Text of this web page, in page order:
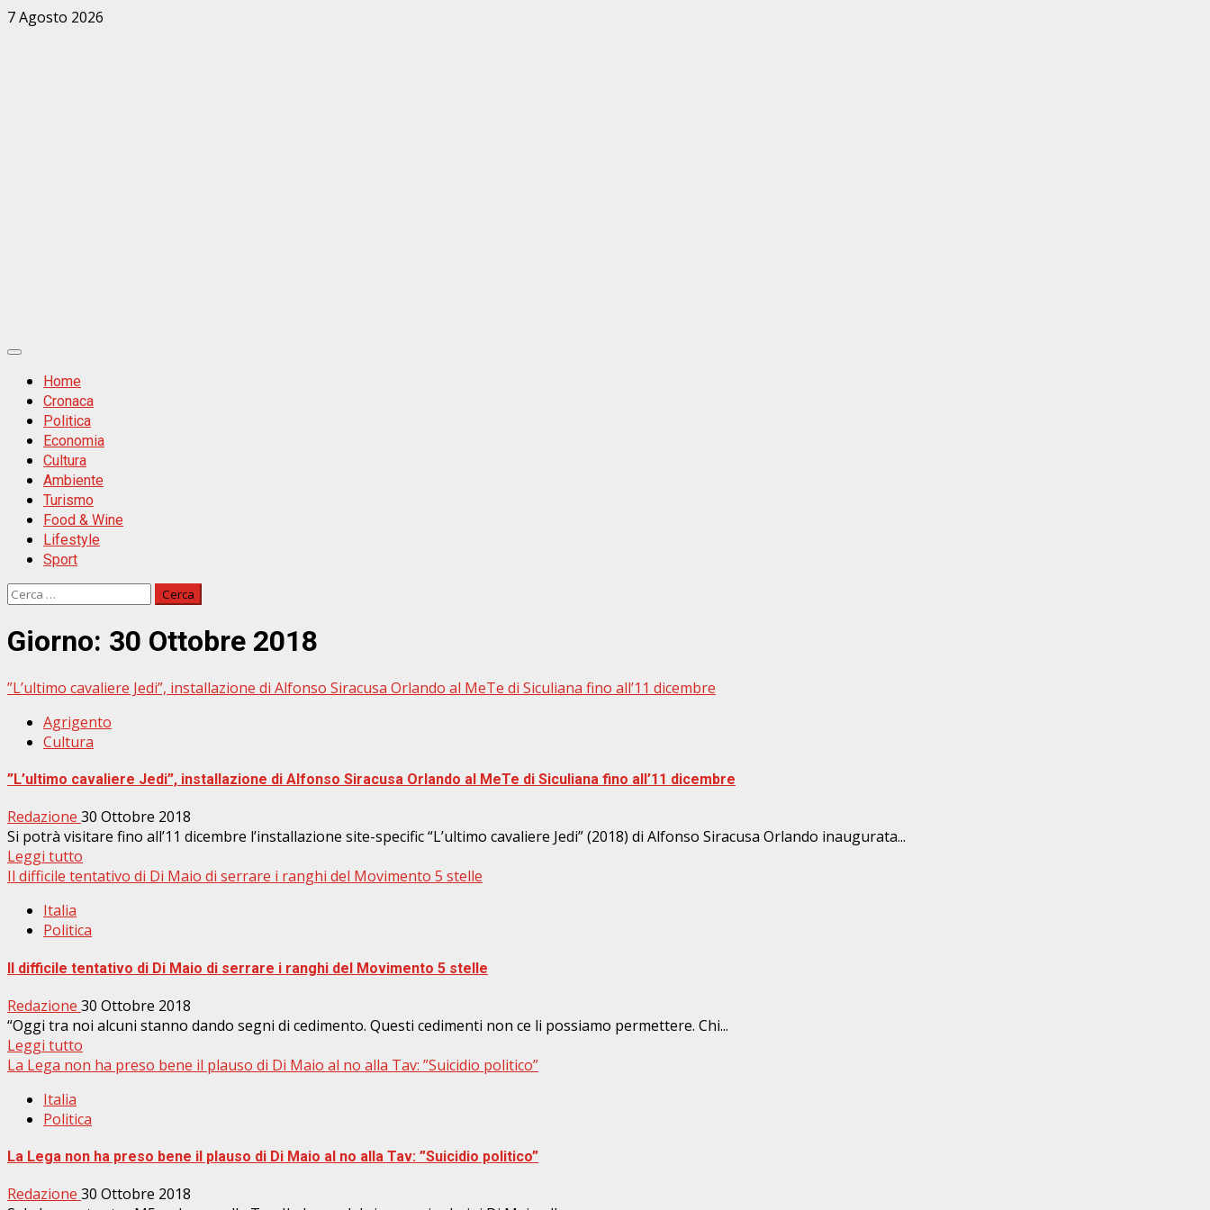
Zum
7 Agosto 2026
Primäres
MenüHome
Cronaca
Politica
Economia
Cultura
Ambiente
Turismo
Food & Wine
Lifestyle
Sport
Ricerca
Giorno: 30 Ottobre 2018
”L’ultimo cavaliere Jedi”, installazione di Alfonso Siracusa Orlando al MeTe di Siculiana fino all’11 dicembre
Agrigento
Cultura
”L’ultimo cavaliere Jedi”, installazione di Alfonso Siracusa Orlando al MeTe di Siculiana fino all’11 dicembre
Redazione 30 Ottobre 2018
Si potrà visitare fino all’11 dicembre l’installazione site-specific “L’ultimo cavaliere Jedi” (2018) di Alfonso Siracusa Orlando inaugurata...
Leggi tutto
Il difficile tentativo di Di Maio di serrare i ranghi del Movimento 5 stelle
Italia
Politica
Il difficile tentativo di Di Maio di serrare i ranghi del Movimento 5 stelle
Redazione 30 Ottobre 2018
“Oggi tra noi alcuni stanno dando segni di cedimento. Questi cedimenti non ce li possiamo permettere. Chi...
Leggi tutto
La Lega non ha preso bene il plauso di Di Maio al no alla Tav: ”Suicidio politico”
Italia
Politica
La Lega non ha preso bene il plauso di Di Maio al no alla Tav: ”Suicidio politico”
Redazione 30 Ottobre 2018